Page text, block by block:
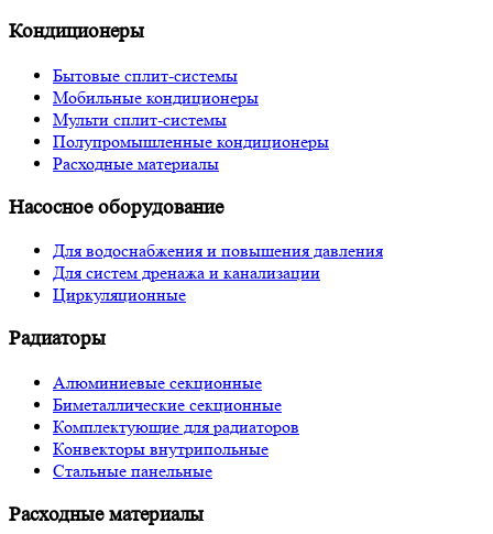
Кондиционеры
Бытовые сплит-системы
Мобильные кондиционеры
Мульти сплит-системы
Полупромышленные кондиционеры
Расходные материалы
Насосное оборудование
Для водоснабжения и повышения давления
Для систем дренажа и канализации
Циркуляционные
Радиаторы
Алюминиевые секционные
Биметаллические секционные
Комплектующие для радиаторов
Конвекторы внутрипольные
Стальные панельные
Расходные материалы